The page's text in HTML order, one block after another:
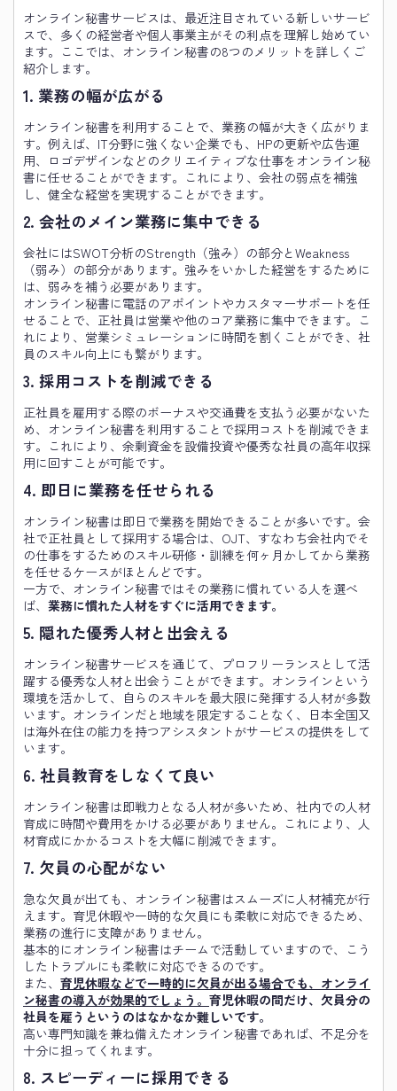
オンライン秘書サービスは、最近注目されている新しいサービ
スで、多くの経営者や個人事業主がその利点を理解し始めてい
ます。ここでは、オンライン秘書の8つのメリットを詳しくご
紹介します。
1. 業務の幅が広がる
オンライン秘書を利用することで、業務の幅が大きく広がりま
す。例えば、IT分野に強くない企業でも、HPの更新や広告運
用、ロゴデザインなどのクリエイティブな仕事をオンライン秘
書に任せることができます。これにより、会社の弱点を補強
し、健全な経営を実現することができます。
2. 会社のメイン業務に集中できる
会社にはSWOT分析のStrength（強み）の部分とWeakness
（弱み）の部分があります。強みをいかした経営をするために
は、弱みを補う必要があります。
オンライン秘書に電話のアポイントやカスタマーサポートを任
せることで、正社員は営業や他のコア業務に集中できます。こ
れにより、営業シミュレーションに時間を割くことができ、社
員のスキル向上にも繋がります。
3. 採用コストを削減できる
正社員を雇用する際のボーナスや交通費を支払う必要がないた
め、オンライン秘書を利用することで採用コストを削減できま
す。これにより、余剰資金を設備投資や優秀な社員の高年収採
用に回すことが可能です。
4. 即日に業務を任せられる
オンライン秘書は即日で業務を開始できることが多いです。会
社で正社員として採用する場合は、OJT、すなわち会社内でそ
の仕事をするためのスキル研修・訓練を何ヶ月かしてから業務
を任せるケースがほとんどです。
一方で、オンライン秘書ではその業務に慣れている人を選べ
ば、 業務に慣れた人材をすぐに活用できます。
5. 隠れた優秀人材と出会える
オンライン秘書サービスを通じて、プロフリーランスとして活
躍する優秀な人材と出会うことができます。オンラインという
環境を活かして、自らのスキルを最大限に発揮する人材が多数
います。オンラインだと地域を限定することなく、日本全国又
は海外在住の能力を持つアシスタントがサービスの提供をして
います。
6. 社員教育をしなくて良い
オンライン秘書は即戦力となる人材が多いため、社内での人材
育成に時間や費用をかける必要がありません。これにより、人
材育成にかかるコストを大幅に削減できます。
7. 欠員の心配がない
急な欠員が出ても、オンライン秘書はスムーズに人材補充が行
えます。育児休暇や一時的な欠員にも柔軟に対応できるため、
業務の進行に支障がありません。
基本的にオンライン秘書はチームで活動していますので、こう
したトラブルにも柔軟に対応できるのです。
また、 育児休暇などで一時的に欠員が出る場合でも、オンライ
ン秘書の導入が効果的でしょう。 育児休暇の間だけ、欠員分の
社員を雇うというのはなかなか難しいです。
高い専門知識を兼ね備えたオンライン秘書であれば、不足分を
十分に担ってくれます。
8. スピーディーに採用できる